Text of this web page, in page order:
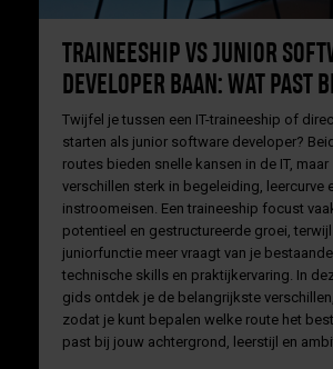
TRAINEESHIP VS JUNIOR
DEVELOPER BAAN: WAT PAST
Twijfel je tussen een IT-traineeship of
starten als junior software developer?
routes bieden snelle kansen in de IT, maar
verschillen sterk in begeleiding, leercurve
instroomeisen. Een traineeship focust
potentieel en gestructureerde groei, terwijl
juniorfunctie meer vraagt van je bestaande
technische skills en praktijkervaring. In
gids ontdek je de belangrijkste verschillen,
zodat je kunt bepalen welke route het
past bij jouw achtergrond, leerstijl en